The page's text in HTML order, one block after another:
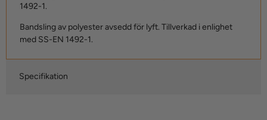
1492-1.
Bandsling av polyester avsedd för lyft. Tillverkad i enlighet
med SS-EN 1492-1.
Specifikation